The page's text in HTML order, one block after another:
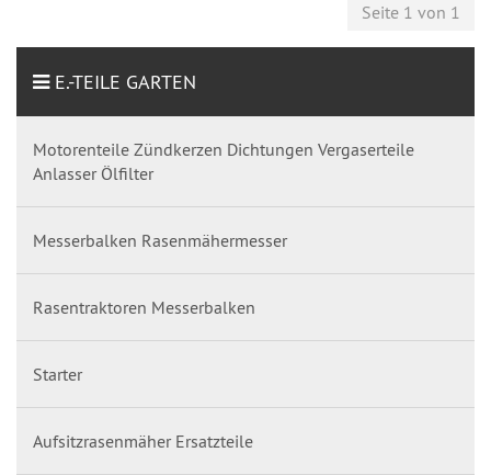
Seite 1 von 1
E.-TEILE GARTEN
Motorenteile Zündkerzen Dichtungen Vergaserteile
Anlasser Ölfilter
Messerbalken Rasenmähermesser
Rasentraktoren Messerbalken
Starter
Aufsitzrasenmäher Ersatzteile